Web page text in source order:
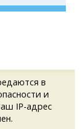
в
и
IP-адрес